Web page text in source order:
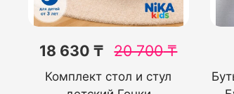
18 630 ₸ 20 700₸
Комплект стол и стул